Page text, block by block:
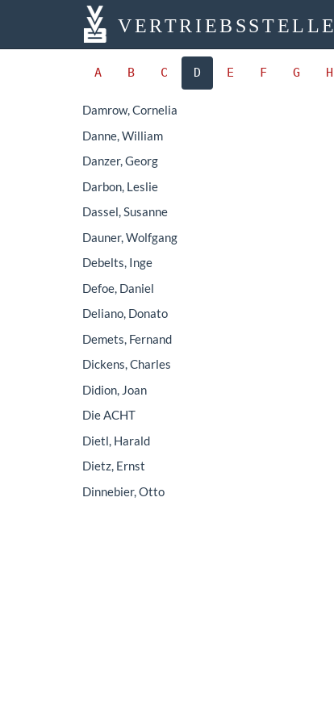
VERTRIEBSSTELLE
A B C D E F G H
Damrow, Cornelia
Danne, William
Danzer, Georg
Darbon, Leslie
Dassel, Susanne
Dauner, Wolfgang
Debelts, Inge
Defoe, Daniel
Deliano, Donato
Demets, Fernand
Dickens, Charles
Didion, Joan
Die ACHT
Dietl, Harald
Dietz, Ernst
Dinnebier, Otto